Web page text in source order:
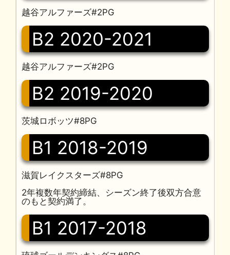
越谷アルファーズ#2PG
B2 2020-2021
越谷アルファーズ#2PG
B2 2019-2020
茨城ロボッツ#8PG
B1 2018-2019
滋賀レイクスターズ#8PG
2年複数年契約締結、シーズン終了後双方合意
のもと契約満了。
B1 2017-2018